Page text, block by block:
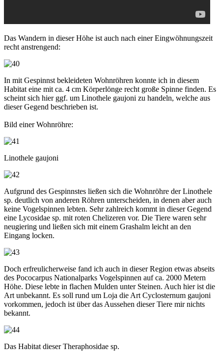
Das Wandern in dieser Höhe ist auch nach einer Eingwöhnungszeit
recht anstrengend:
In mit Gespinnst bekleideten Wohnröhren konnte ich in diesem
Habitat eine mit ca. 4 cm Körperlönge recht große Spinne finden. Es
scheint sich hier ggf. um Linothele gaujoni zu handeln, welche aus
dieser Gegend beschrieben ist.
Bild einer Wohnröhre:
Linothele gaujoni
Aufgrund des Gespinnstes ließen sich die Wohnröhre der Linothele
sp. deutlich von anderen Röhren unterscheiden, in denen aber auch
keine Vogelspinnen lebten. Sehr zahlreich kommt in dieser Gegend
eine Lycosidae sp. mit roten Chelizeren vor. Die Tiere waren sehr
neugiering und ließen sich mit einem Grashalm leicht an den
Eingang locken.
Doch erfreulicherweise fand ich auch in dieser Region etwas abseits
des Pococarpus Nationalparks Vogelspinnen auf ca. 2000 Metern
Höhe. Diese lebte in flachen Mulden unter Steinen. Auch hier ist die
Art unbekannt. Es soll rund um Loja die Art Cyclosternum gaujoni
vorkommen, jedoch ist über das Aussehen dieser Tiere mir nichts
bekannt.
Das Habitat dieser Theraphosidae sp.